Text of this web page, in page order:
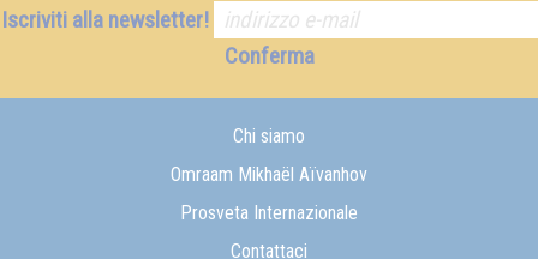
Iscriviti alla newsletter!
Conferma
Chi siamo
Omraam Mikhaël Aïvanhov
Prosveta Internazionale
Contattaci